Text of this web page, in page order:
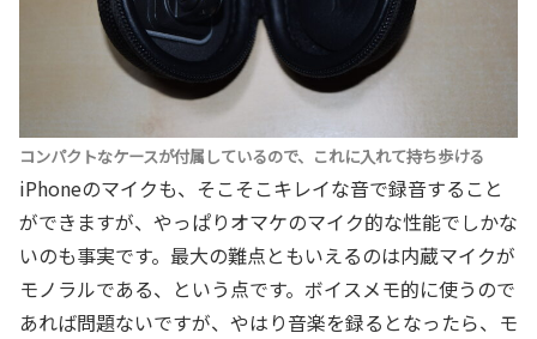
コンパクトなケースが付属しているので、これに入れて持ち歩ける
iPhoneのマイクも、そこそこキレイな音で録音すること
ができますが、やっぱりオマケのマイク的な性能でしかな
いのも事実です。最大の難点ともいえるのは内蔵マイクが
モノラルである、という点です。ボイスメモ的に使うので
あれば問題ないですが、やはり音楽を録るとなったら、モ